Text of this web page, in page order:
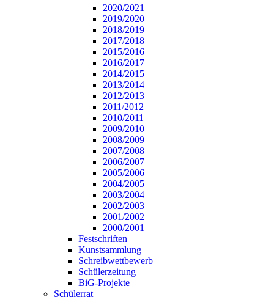
2020/2021
2019/2020
2018/2019
2017/2018
2015/2016
2016/2017
2014/2015
2013/2014
2012/2013
2011/2012
2010/2011
2009/2010
2008/2009
2007/2008
2006/2007
2005/2006
2004/2005
2003/2004
2002/2003
2001/2002
2000/2001
Festschriften
Kunstsammlung
Schreibwettbewerb
Schülerzeitung
BiG-Projekte
Schülerrat